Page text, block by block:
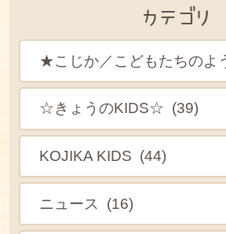
カテゴリ
★こじか／こどもたちの
☆きょうのKIDS☆ (39)
KOJIKA KIDS (44)
ニュース (16)